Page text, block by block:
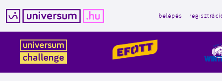
tartalomba
belépés